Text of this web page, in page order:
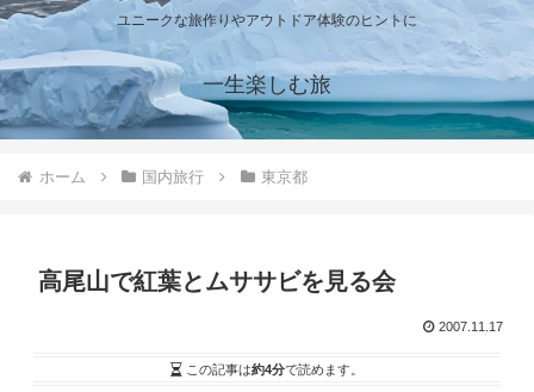
ユニークな旅作りやアウトドア体験のヒントに
一生楽しむ旅
ホーム 国内旅行 東京都
高尾山で紅葉とムササビを見る会
2007.11.17
この記事は約4分で読めます。